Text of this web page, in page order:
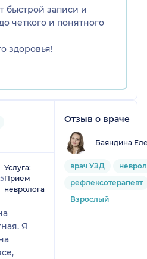
быстрой записи и
четкого и понятного
здоровья!
Услуга:
Прием
невролога
Я
Отзыв о враче
Баяндина
врач УЗД
рефлексотерапевт
Взрослый